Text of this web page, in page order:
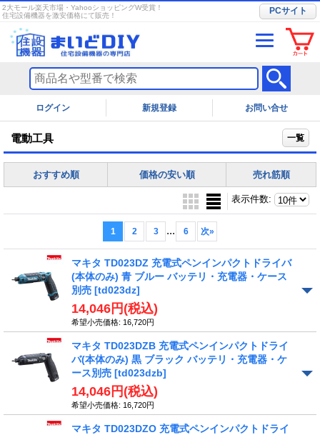
2大モール楽天市場・YahooショッピングW受賞！
住宅設備機器を激安価格にて販売！
PCサイト
ログイン お問い合せ
電動工具 一覧
おすすめ順 価格の安い順 売れ筋順
表示件数:
1 2 3 ... 6 次»
マキタ TD023DZ 充電式ペンインパクトドライバ
(本体のみ) 青 ブルー バッテリ・充電器・ケース
別売 [td023dz]
14,046円 (税込)
希望小売価格: 16,720円
マキタ TD023DZB 充電式ペンインパクトドライ
バ(本体のみ) 黒 ブラック バッテリ・充電器・ケ
ース別売 [td023dzb]
14,046円 (税込)
希望小売価格: 16,720円
マキタ TD023DZO 充電式ペンインパクトドライ